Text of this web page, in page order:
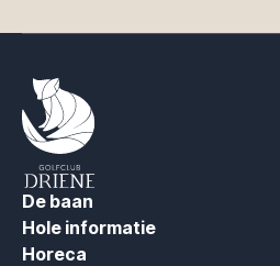
De baan
Hole informatie
Horeca